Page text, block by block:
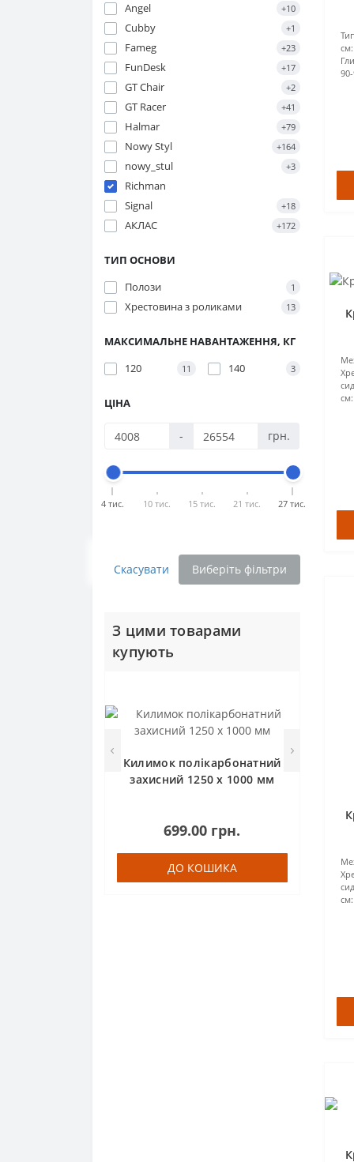
Angel +10
Cubby +1
Fameg +23
FunDesk +17
GT Chair +2
GT Racer +41
Halmar +79
Nowy Styl +164
nowy_stul +3
Richman
Signal
+18
АКЛАС +172
ТИП ОСНОВИ
Полози
1
Хрестовина з роликами 13
МАКСИМАЛЬНЕ НАВАНТАЖЕННЯ, КГ
120
11 140 3
ЦІНА
- грн.
4 тис. 10 тис. 15 тис. 21 тис. 27 тис.
Скасувати Виберіть фільтри
З цими товарами
купують
Килимок полікарбонатний
захисний 1250 х 1000 мм
699.00 грн.
ДО КОШИКА
см:
см:
см: